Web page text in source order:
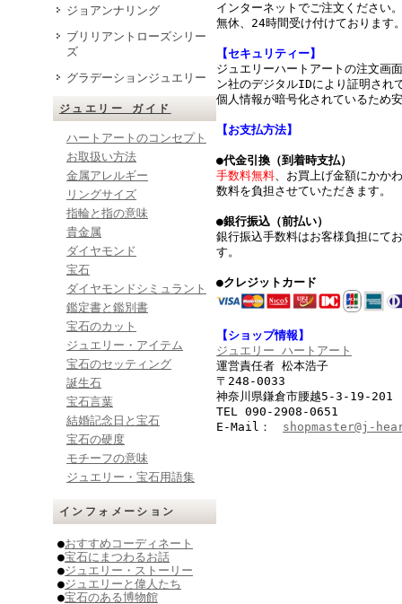
ジョアンナリング
ブリリアントローズシリー
ズ
グラデーションジュエリー
ジュエリー ガイド
ハートアートのコンセプト
お取扱い方法
金属アレルギー
リングサイズ
指輪と指の意味
貴金属
ダイヤモンド
宝石
ダイヤモンドシミュラント
鑑定書と鑑別書
宝石のカット
ジュエリー・アイテム
宝石のセッティング
誕生石
宝石言葉
結婚記念日と宝石
宝石の硬度
モチーフの意味
ジュエリー・宝石用語集
インフォメーション
●おすすめコーディネート
●宝石にまつわるお話
●ジュエリー・ストーリー
●ジュエリーと偉人たち
●宝石のある博物館
インターネットでご注文ください
無休、24時間受け付けております
【セキュリティー】
ジュエリーハートアートの注文画
ン社のデジタルIDにより証明され
個人情報が暗号化されているため
【お支払方法】
●代金引換（到着時支払）
手数料無料、お買上げ金額にかか
数料を負担させていただきます。
●銀行振込（前払い）
銀行振込手数料はお客様負担にて
す。
●クレジットカード
【ショップ情報】
ジュエリー ハートアート
運営責任者 松本浩子
〒248-0033
神奈川県鎌倉市腰越5-3-19-201
TEL 090-2908-0651
E-Mail： shopmaster@j-